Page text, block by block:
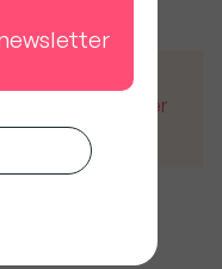
nous à rester